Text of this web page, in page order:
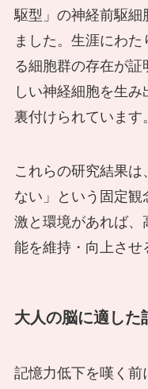
駆型」の神経前駆細
ました。生涯にわ
る細胞群の存在が
しい神経細胞を生
裏付けられています。
これらの研究結果は
ない」という固定観
激と環境があれば
能を維持・向上させ
大人の脳に適した
記憶力低下を嘆く前